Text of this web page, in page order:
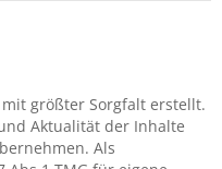
größter Sorgfalt erstellt.
Aktualität der Inhalte
Als